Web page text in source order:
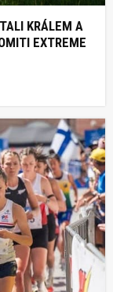
KRÁLEM A
EXTREME